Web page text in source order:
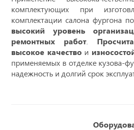
комплектующих при
комплектации салона фургона
высокий уровень
ремонтных работ
высокое качествои
применяемых в отделке кузова-
надежность и долгий срок